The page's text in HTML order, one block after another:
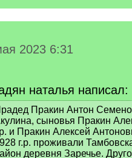
2023 6:31
наталья написал:
Пракин Антон
сыновья Пракин
и Пракин Алексей
г.р. проживали
деревня Заречье.